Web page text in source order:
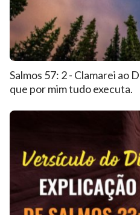
Salmos 57: 2 - Clamarei ao
que por mim tudo executa.